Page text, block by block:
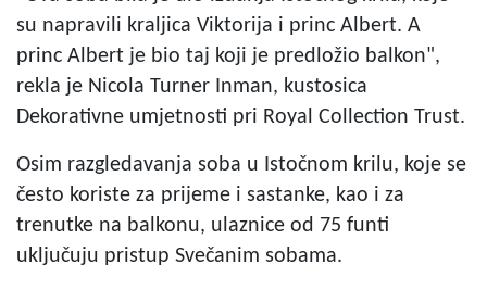
su napravili kraljica Viktorija i princ Albert. A
princ Albert je bio taj koji je predložio balkon",
rekla je Nicola Turner Inman, kustosica
Dekorativne umjetnosti pri Royal Collection Trust.
Osim razgledavanja soba u Istočnom krilu, koje se
često koriste za prijeme i sastanke, kao i za
trenutke na balkonu, ulaznice od 75 funti
uključuju pristup Svečanim sobama.